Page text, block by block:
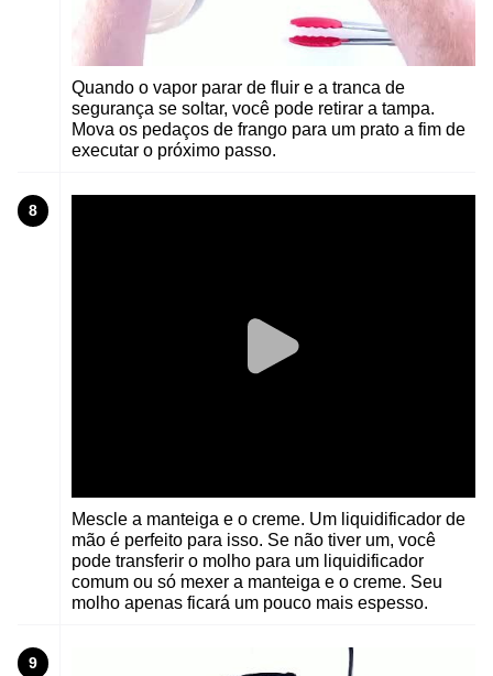
Quando o vapor parar de fluir e a tranca de
segurança se soltar, você pode retirar a tampa.
Mova os pedaços de frango para um prato a fim de
executar o próximo passo.
8
Mescle a manteiga e o creme. Um liquidificador de
mão é perfeito para isso. Se não tiver um, você
pode transferir o molho para um liquidificador
comum ou só mexer a manteiga e o creme. Seu
molho apenas ficará um pouco mais espesso.
9